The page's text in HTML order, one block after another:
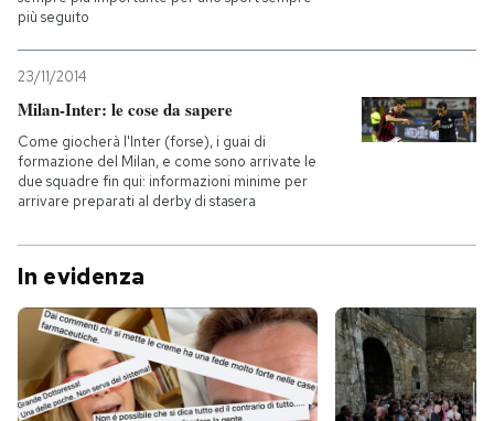
più seguito
23/11/2014
Milan-Inter: le cose da sapere
Come giocherà l'Inter (forse), i guai di
formazione del Milan, e come sono arrivate le
due squadre fin qui: informazioni minime per
arrivare preparati al derby di stasera
In evidenza